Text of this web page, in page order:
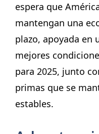
espera que
mantengan una
plazo, apoyada en
mejores
para 2025, junto
primas que se
estables.